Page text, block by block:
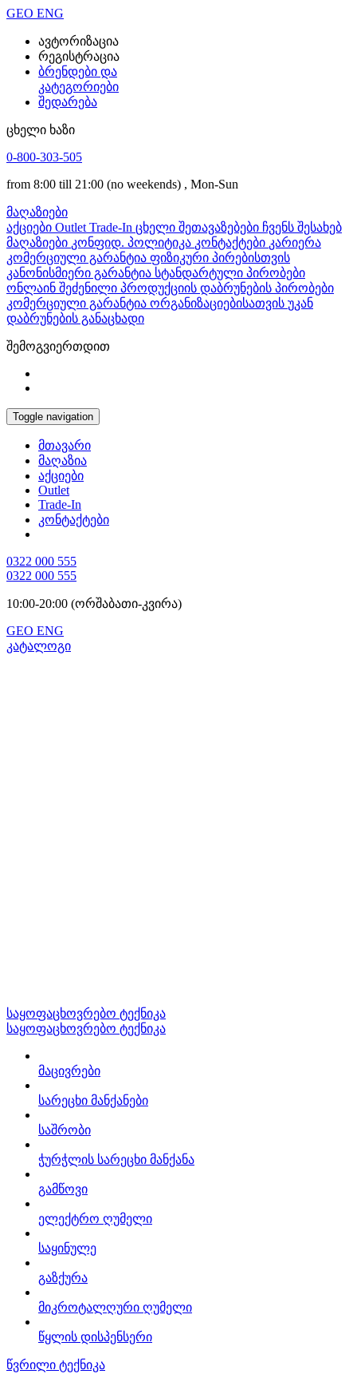
GEO ENG
ავტორიზაცია
რეგისტრაცია
ბრენდები და
კატეგორიები
შედარება
ცხელი ხაზი
0-800-303-505
from 8:00 till 21:00 (no weekends) , Mon-Sun
მაღაზიები
აქციები Outlet Trade-In ცხელი შეთავაზებები ჩვენს შესახებ
მაღაზიები კონფიდ. პოლიტიკა კონტაქტები კარიერა
კომერციული გარანტია ფიზიკური პირებისთვის
კანონისმიერი გარანტია სტანდარტული პირობები
ონლაინ შეძენილი პროდუქციის დაბრუნების პირობები
კომერციული გარანტია ორგანიზაციებისათვის უკან
დაბრუნების განაცხადი
შემოგვიერთდით
Toggle navigation
მთავარი
მაღაზია
აქციები
Outlet
Trade-In
კონტაქტები
0322 000 555
0322 000 555
10:00-20:00 (ორშაბათი-კვირა)
GEO ENG
კატალოგი
საყოფაცხოვრებო ტექნიკა
საყოფაცხოვრებო ტექნიკა
მაცივრები
სარეცხი მანქანები
საშრობი
ჭურჭლის სარეცხი მანქანა
გამწოვი
ელექტრო ღუმელი
საყინულე
გაზქურა
მიკროტალღური ღუმელი
წყლის დისპენსერი
წვრილი ტექნიკა